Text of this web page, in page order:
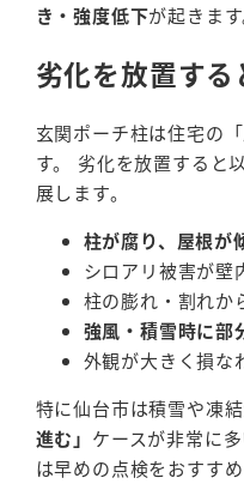
き・強度低下が起きます
劣化を放置す
玄関ポーチ柱は住宅の
す。 劣化を放置すると
展します。
柱が腐り、屋根が
シロアリ被害が壁
柱の膨れ・割れか
強風・積雪時に部
外観が大きく損な
特に仙台市は積雪や凍
進む」 ケースが非常に
は早めの点検をおすすめ